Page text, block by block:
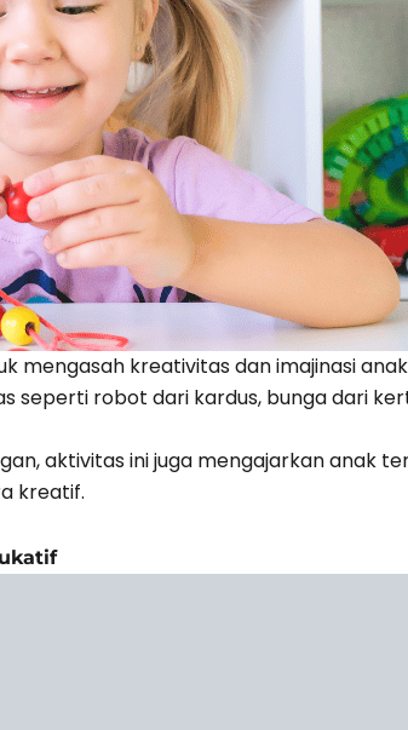
mengasah kreativitas dan imajinasi
seperti robot dari kardus, bunga dari
aktivitas ini juga mengajarkan anak
kreatif.